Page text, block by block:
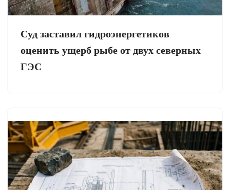
Суд заставил гидроэнергетиков
оценить ущерб рыбе от двух северных
ГЭС